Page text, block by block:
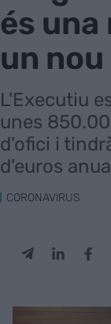
és
un
L'Executiu
unes
d'ofici i
d'euros
CORONAVIRUS